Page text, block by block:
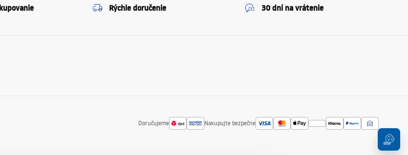
Rýchle doručenie 30 dní na vrátenie
Doručujeme Nakupujte bezpečne